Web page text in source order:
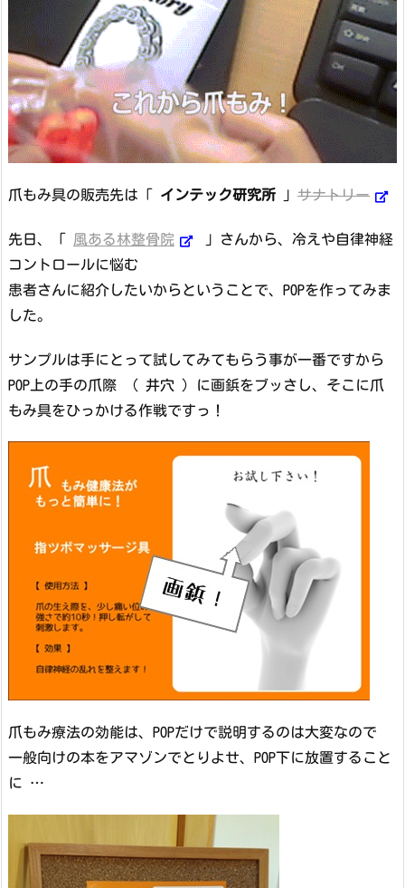
爪もみ具の販売先は「 インテック研究所 」 サナトリー
先日、「 風ある林整骨院
」さんから、冷えや自律神経
コントロールに悩む
患者さんに紹介したいからということで、POPを作ってみま
した。
サンプルは手にとって試してみてもらう事が一番ですから
POP上の手の爪際 （ 井穴 ）に画鋲をブッさし、そこに爪
もみ具をひっかける作戦ですっ！
爪もみ療法の効能は、POPだけで説明するのは大変なので
一般向けの本をアマゾンでとりよせ、POP下に放置すること
に …